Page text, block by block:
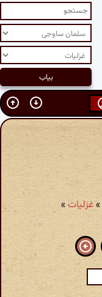
»غزلیات»